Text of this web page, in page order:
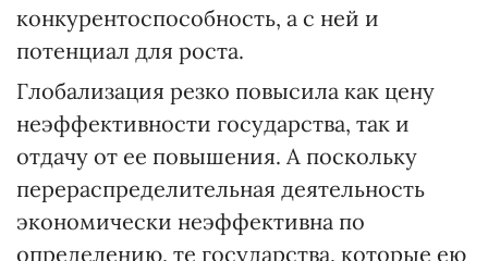
конкурентоспособность, а с ней и
потенциал для роста.
Глобализация резко повысила как цену
неэффективности государства, так и
отдачу от ее повышения. А поскольку
перераспределительная деятельность
экономически неэффективна по
определению, те государства, которые ею